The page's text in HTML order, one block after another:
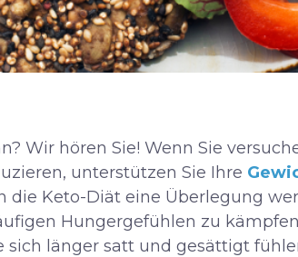
Wir hören Sie! Wenn Sie
unterstützen Sie Ihre
die Keto-Diät eine Überlegung
Hungergefühlen zu
sich länger satt und gesättigt